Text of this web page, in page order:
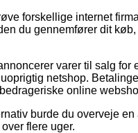
forskellige internet
du gennemfører dit
varer til salg for
netshop.
online
burde du overveje
flere uger.